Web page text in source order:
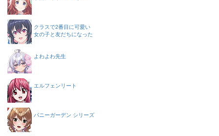
クラスで2番目に可愛い
女の子と友だちになった
よわよわ先生
エルフェンリート
バニーガーデン シリーズ